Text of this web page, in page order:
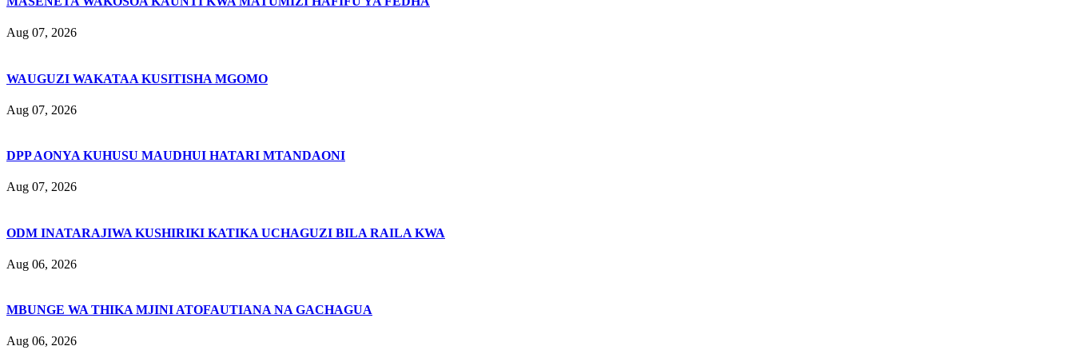
Aug 07, 2026
WAUGUZI WAKATAA KUSITISHA MGOMO
Aug 07, 2026
DPP AONYA KUHUSU MAUDHUI HATARI MTANDAONI
Aug 07, 2026
ODM INATARAJIWA KUSHIRIKI KATIKA UCHAGUZI BILA RAILA KWA
Aug 06, 2026
MBUNGE WA THIKA MJINI ATOFAUTIANA NA GACHAGUA
Aug 06, 2026